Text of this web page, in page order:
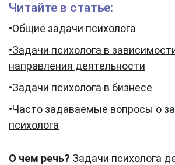
Читайте в статье:
•Общие задачи психолога
•Задачи психолога в
направления деятельности
•Задачи психолога в бизнесе
•Часто задаваемые вопросы о
психолога
О чем речь? Задачи психолога